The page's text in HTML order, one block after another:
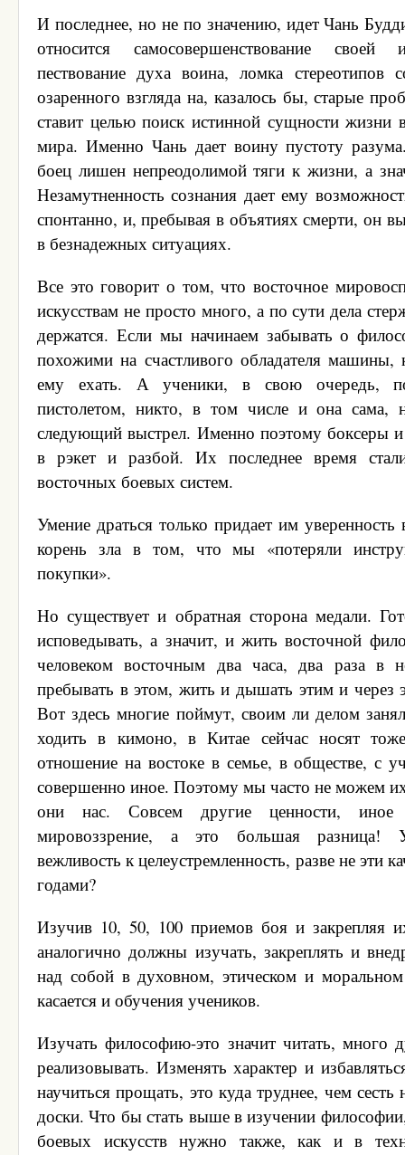
И последнее, но не по значению, идет Чань
относится самосовершенствование своей
пествование духа воина, ломка стереотипов
озаренного взгляда на, казалось бы, старые
ставит целью поиск истинной сущности жизни
мира. Именно Чань дает воину пустоту
боец лишен непреодолимой тяги к жизни, а
Незамутненность сознания дает ему
спонтанно, и, пребывая в объятиях смерти, он
в безнадежных ситуациях.
Все это говорит о том, что восточное
искусствам не просто много, а по сути дела
держатся. Если мы начинаем забывать о
похожими на счастливого обладателя машины,
ему ехать. А ученики, в свою очередь,
пистолетом, никто, в том числе и она сама,
следующий выстрел. Именно поэтому боксеры
в рэкет и разбой. Их последнее время
восточных боевых систем.
Умение драться только придает им уверенность
корень зла в том, что мы «потеряли
покупки».
Но существует и обратная сторона медали.
исповедывать, а значит, и жить восточной
человеком восточным два часа, два раза в
пребывать в этом, жить и дышать этим и через
Вот здесь многие поймут, своим ли делом
ходить в кимоно, в Китае сейчас носят
отношение на востоке в семье, в обществе, с
совершенно иное. Поэтому мы часто не можем
они нас. Совсем другие ценности, иное
мировоззрение, а это большая разница!
вежливость к целеустремленность, разве не эти
годами?
Изучив 10, 50, 100 приемов боя и закрепляя
аналогично должны изучать, закреплять и
над собой в духовном, этическом и
касается и обучения учеников.
Изучать философию-это значит читать, много
реализовывать. Изменять характер и
научиться прощать, это куда труднее, чем сесть
доски. Что бы стать выше в изучении
боевых искусств нужно также, как и в